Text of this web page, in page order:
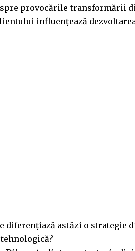
provocările
influențează
diferențiază astăzi o strategie